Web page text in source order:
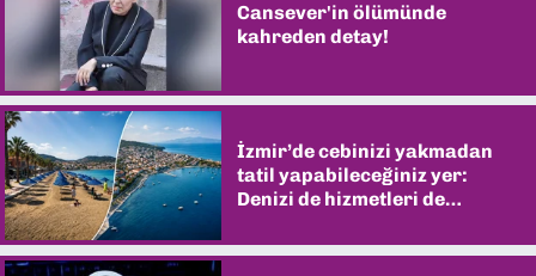
Cansever'in ölümünde
kahreden detay!
İzmir’de cebinizi yakmadan
tatil yapabileceğiniz yer:
Denizi de hizmetleri de